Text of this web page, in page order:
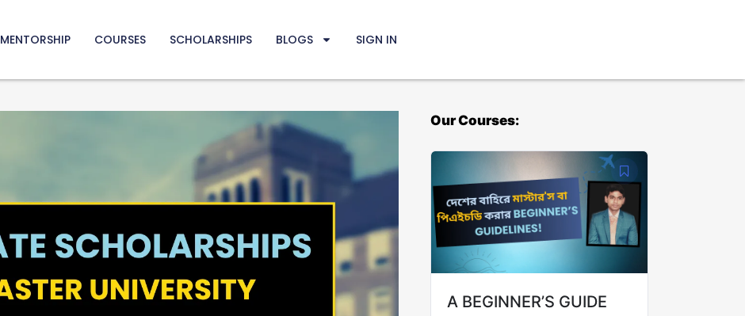
MENTORSHIP COURSES SCHOLARSHIPS BLOGS SIGN IN
Our Courses:
A BEGINNER’S GUIDE